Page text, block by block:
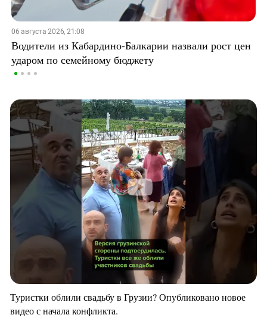
06 августа 2026, 21:08
Водители из Кабардино-Балкарии назвали рост цен
ударом по семейному бюджету
Туристки облили свадьбу в Грузии? Опубликовано новое
видео с начала конфликта.